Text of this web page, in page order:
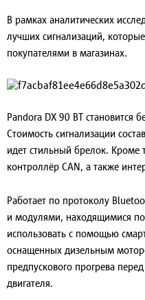
В рамках аналитических
лучших сигнализаций,
покупателями в магазинах.
Pandora DX 90 BT становится
Стоимость сигнализации
идет стильный брелок. Кроме
контроллёр CAN, а также
Работает по протоколу
и модулями, находящимися
использовать с помощью
оснащенных дизельным
предпускового прогрева
двигателя.